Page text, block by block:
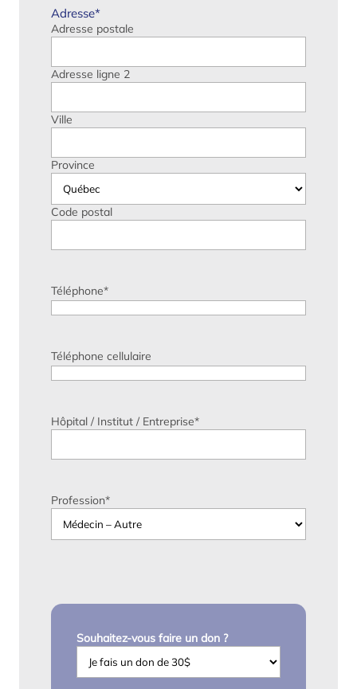
Adresse*
Adresse postale
Adresse ligne 2
Ville
Province
Code postal
Téléphone*
Téléphone cellulaire
Hôpital / Institut / Entreprise*
Profession*
Souhaitez-vous faire un don ?